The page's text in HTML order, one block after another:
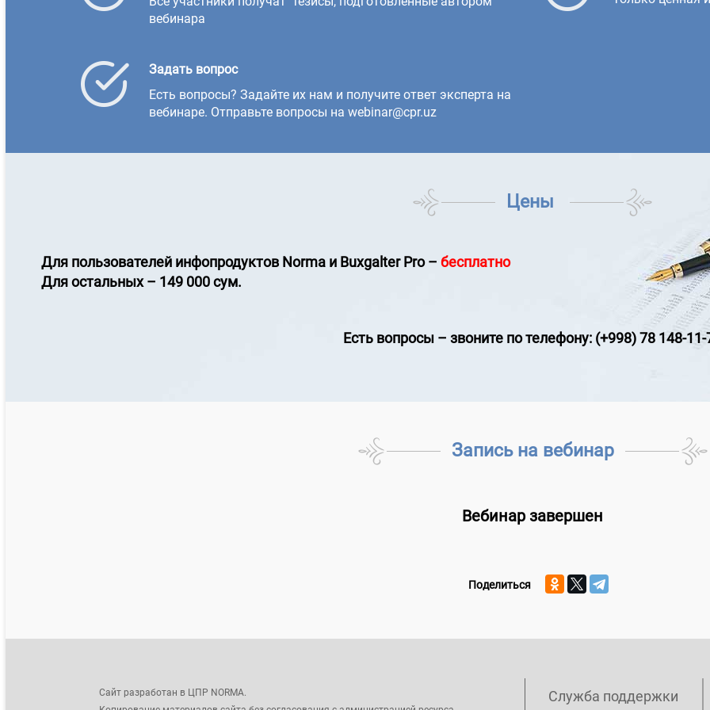
вебинара
Задать вопрос
Есть вопросы? Задайте их нам и получите ответ эксперта на
вебинаре. Отправьте вопросы на webinar@cpr.uz
Цены
Для пользователей инфопродуктов Norma и Buxgalter Pro– бесплатно
Для остальных – 149 000 сум.
Есть вопросы – звоните по телефону: (+998) 78 148-11-
Запись на вебинар
Вебинар завершен
Поделиться
Сайт разработан в ЦПР NORMA.
Служба поддержки